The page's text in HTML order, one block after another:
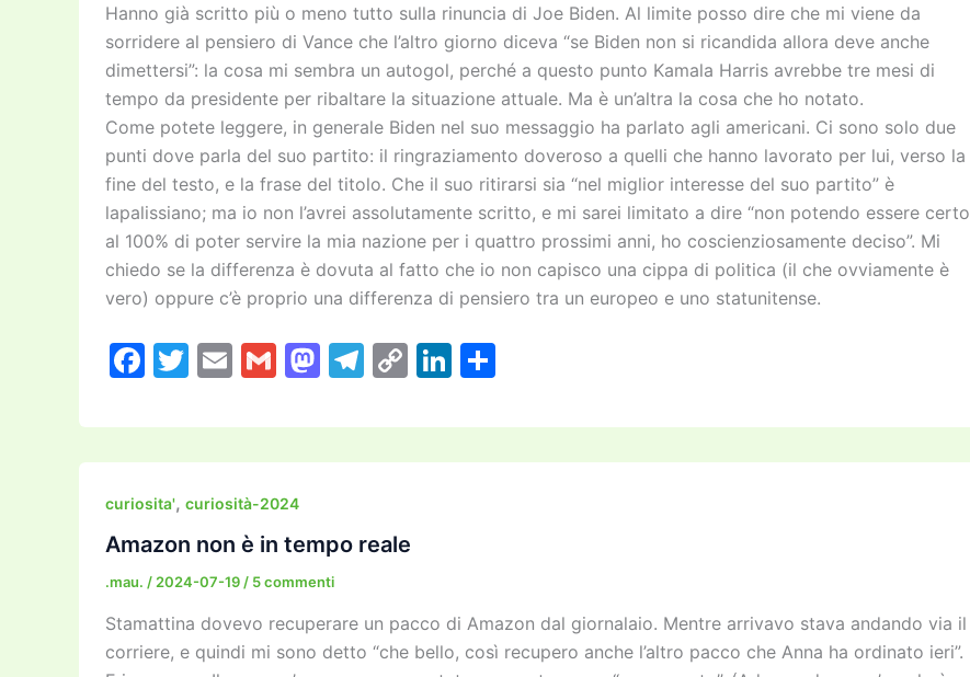
Hanno già scritto più o meno tutto sulla rinuncia di Joe Biden. Al limite posso dire che mi viene da
sorridere al pensiero di Vance che l’altro giorno diceva “se Biden non si ricandida allora deve anche
dimettersi”: la cosa mi sembra un autogol, perché a questo punto Kamala Harris avrebbe tre mesi di
tempo da presidente per ribaltare la situazione attuale. Ma è un’altra la cosa che ho notato.
Come potete leggere, in generale Biden nel suo messaggio ha parlato agli americani. Ci sono solo due
punti dove parla del suo partito: il ringraziamento doveroso a quelli che hanno lavorato per lui, verso la
fine del testo, e la frase del titolo. Che il suo ritirarsi sia “nel miglior interesse del suo partito” è
lapalissiano; ma io non l’avrei assolutamente scritto, e mi sarei limitato a dire “non potendo essere certo
al 100% di poter servire la mia nazione per i quattro prossimi anni, ho coscienziosamente deciso”. Mi
chiedo se la differenza è dovuta al fatto che io non capisco una cippa di politica (il che ovviamente è
vero) oppure c’è proprio una differenza di pensiero tra un europeo e uno statunitense.
F
c
e
b
o
o
T
itt
er
E
ai
l
G
ai
l
M
st
o
o
n
T
e
gr
m
C
p
y
n
Li
k
e
n
di
curiosita', curiosità-2024
Amazon non è in tempo reale
.mau. /2024-07-19/ 5 commenti
Stamattina dovevo recuperare un pacco di Amazon dal giornalaio. Mentre arrivavo stava andando via il
corriere, e quindi mi sono detto “che bello, così recupero anche l’altro pacco che Anna ha ordinato ieri”.